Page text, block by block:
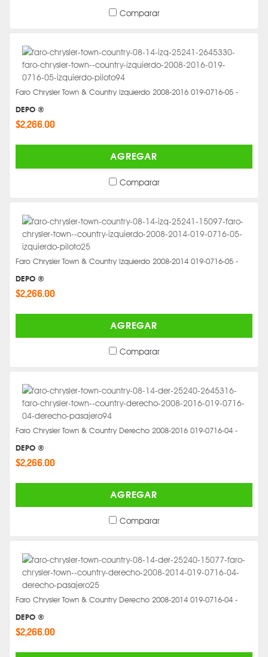
Comparar
Faro Chrysler Town & Country Izquierdo 2008-2016 019-0716-05 -
DEPO ®
$2,266.00
AGREGAR
Comparar
Faro Chrysler Town & Country Izquierdo 2008-2014 019-0716-05 -
DEPO ®
$2,266.00
AGREGAR
Comparar
Faro Chrysler Town & Country Derecho 2008-2016 019-0716-04 -
DEPO ®
$2,266.00
AGREGAR
Comparar
Faro Chrysler Town & Country Derecho 2008-2014 019-0716-04 -
DEPO ®
$2,266.00